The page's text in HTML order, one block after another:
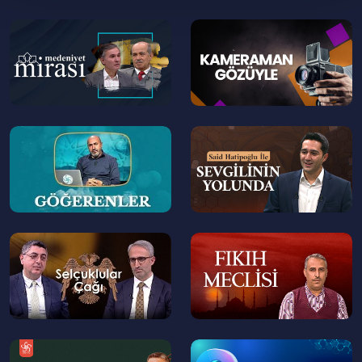
--
>
--
--
--
--
>
>
--
>